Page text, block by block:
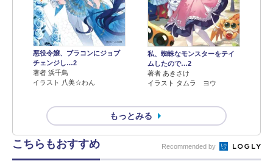
悪役令嬢、ブラコンにジョブ
チェンジし…2
著者 浜千鳥
イラスト 八美☆わん
私、蜘蛛なモンスターをテイ
ムしたので…2
著者 あきさけ
イラスト タムラ ヨウ
もっとみる
こちらもおすすめ Recommended by